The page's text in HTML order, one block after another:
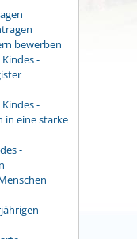
bewerben
-
-
in eine starke
-